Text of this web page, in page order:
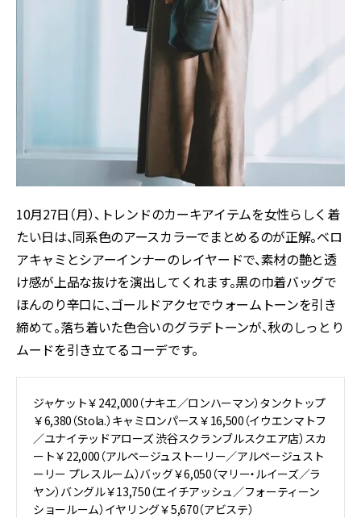
10月27日（月）、トレンドのカーキアイテムを女性らしく着
たい日は、同系色のアースカラーでまとめるのが正解。ベロ
アキャミとシアーインナーのレイヤードで、素材の艶と透
け感が上品な抜けを演出してくれます。黒の巾着バッグで
ほんのり辛口に、ゴールドアクセでウォームトーンを引き
締めて。落ち着いた色合いのグラデトーンが、秋のしっとり
ムードを引き立てるコーデです。
ジャケット￥242,000（ナキエ／ロンハーマン）タンクトップ
￥6,380（Stola.）キャミロンパース￥16,500（イウエンマトフ
／ユナイテッドアローズ 渋谷スクランブルスクエア店）スカ
ート￥22,000（アルページュストーリー／アルページュスト
ーリー プレスルーム）バッグ￥6,050（マリー・ルイーズ／ラ
ヤン）バングル￥13,750（エイチアッシュ／フォーティーン
ショールーム）イヤリング￥5,670（アビステ）